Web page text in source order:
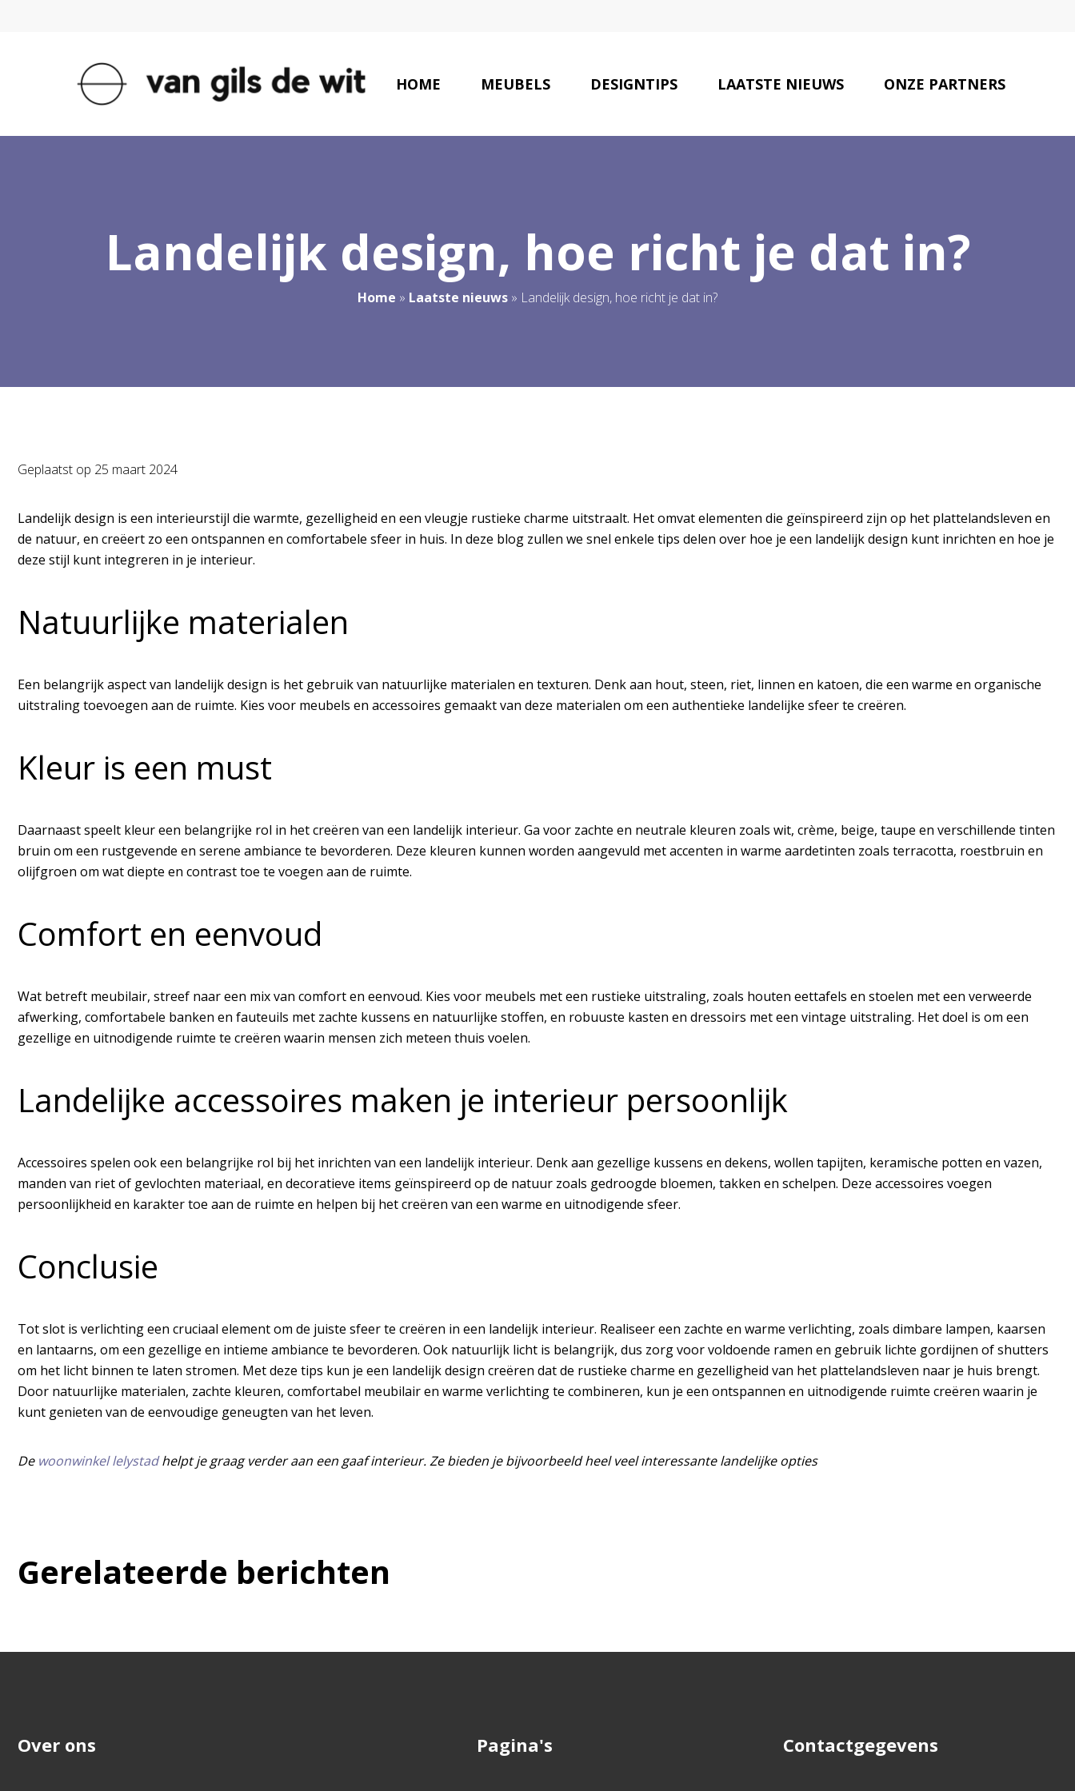
HOME MEUBELS DESIGNTIPS LAATSTE NIEUWS ONZE PARTNERS
Landelijk design, hoe richt je dat in?
Home » Laatste nieuws » Landelijk design, hoe richt je dat in?
Geplaatst op 25 maart 2024
Landelijk design is een interieurstijl die warmte, gezelligheid en een vleugje rustieke charme uitstraalt. Het omvat elementen die geïnspireerd zijn op het plattelandsleven en
de natuur, en creëert zo een ontspannen en comfortabele sfeer in huis. In deze blog zullen we snel enkele tips delen over hoe je een landelijk design kunt inrichten en hoe je
deze stijl kunt integreren in je interieur.
Natuurlijke materialen
Een belangrijk aspect van landelijk design is het gebruik van natuurlijke materialen en texturen. Denk aan hout, steen, riet, linnen en katoen, die een warme en organische
uitstraling toevoegen aan de ruimte. Kies voor meubels en accessoires gemaakt van deze materialen om een authentieke landelijke sfeer te creëren.
Kleur is een must
Daarnaast speelt kleur een belangrijke rol in het creëren van een landelijk interieur. Ga voor zachte en neutrale kleuren zoals wit, crème, beige, taupe en verschillende tinten
bruin om een rustgevende en serene ambiance te bevorderen. Deze kleuren kunnen worden aangevuld met accenten in warme aardetinten zoals terracotta, roestbruin en
olijfgroen om wat diepte en contrast toe te voegen aan de ruimte.
Comfort en eenvoud
Wat betreft meubilair, streef naar een mix van comfort en eenvoud. Kies voor meubels met een rustieke uitstraling, zoals houten eettafels en stoelen met een verweerde
afwerking, comfortabele banken en fauteuils met zachte kussens en natuurlijke stoffen, en robuuste kasten en dressoirs met een vintage uitstraling. Het doel is om een
gezellige en uitnodigende ruimte te creëren waarin mensen zich meteen thuis voelen.
Landelijke accessoires maken je interieur persoonlijk
Accessoires spelen ook een belangrijke rol bij het inrichten van een landelijk interieur. Denk aan gezellige kussens en dekens, wollen tapijten, keramische potten en vazen,
manden van riet of gevlochten materiaal, en decoratieve items geïnspireerd op de natuur zoals gedroogde bloemen, takken en schelpen. Deze accessoires voegen
persoonlijkheid en karakter toe aan de ruimte en helpen bij het creëren van een warme en uitnodigende sfeer.
Conclusie
Tot slot is verlichting een cruciaal element om de juiste sfeer te creëren in een landelijk interieur. Realiseer een zachte en warme verlichting, zoals dimbare lampen, kaarsen
en lantaarns, om een gezellige en intieme ambiance te bevorderen. Ook natuurlijk licht is belangrijk, dus zorg voor voldoende ramen en gebruik lichte gordijnen of shutters
om het licht binnen te laten stromen. Met deze tips kun je een landelijk design creëren dat de rustieke charme en gezelligheid van het plattelandsleven naar je huis brengt.
Door natuurlijke materialen, zachte kleuren, comfortabel meubilair en warme verlichting te combineren, kun je een ontspannen en uitnodigende ruimte creëren waarin je
kunt genieten van de eenvoudige geneugten van het leven.
De woonwinkel lelystadhelpt je graag verder aan een gaaf interieur. Ze bieden je bijvoorbeeld heel veel interessante landelijke opties
Gerelateerde berichten
Over ons Pagina's Contactgegevens